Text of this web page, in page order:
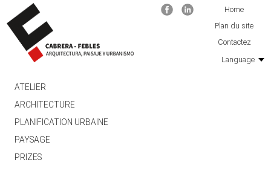
SKIP TO CONTENT
ATELIER
ARCHITECTURE
PLANIFICATION URBAINE
PAYSAGE
PRIZES
FacebookLinkedin
Home
Plan du site
Contactez
Language